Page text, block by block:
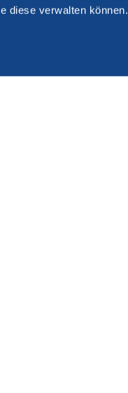
diese verwalten können.